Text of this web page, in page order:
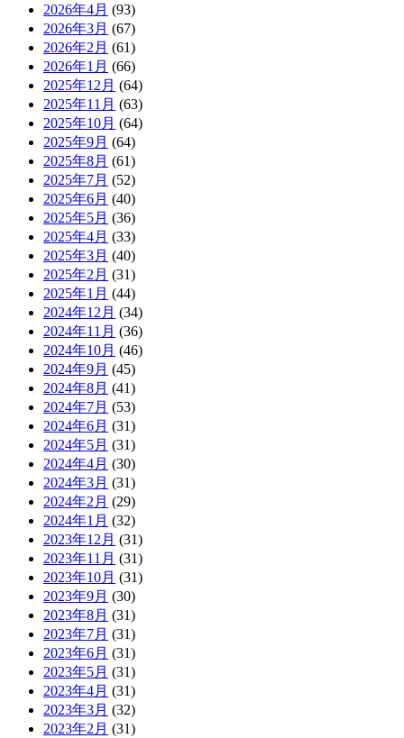
2026年4月 (93)
2026年3月 (67)
2026年2月 (61)
2026年1月 (66)
2025年12月 (64)
2025年11月 (63)
2025年10月 (64)
2025年9月 (64)
2025年8月 (61)
2025年7月 (52)
2025年6月 (40)
2025年5月 (36)
2025年4月 (33)
2025年3月 (40)
2025年2月 (31)
2025年1月 (44)
2024年12月 (34)
2024年11月 (36)
2024年10月 (46)
2024年9月 (45)
2024年8月 (41)
2024年7月 (53)
2024年6月 (31)
2024年5月 (31)
2024年4月 (30)
2024年3月 (31)
2024年2月 (29)
2024年1月 (32)
2023年12月 (31)
2023年11月 (31)
2023年10月 (31)
2023年9月 (30)
2023年8月 (31)
2023年7月 (31)
2023年6月 (31)
2023年5月 (31)
2023年4月 (31)
2023年3月 (32)
2023年2月 (31)